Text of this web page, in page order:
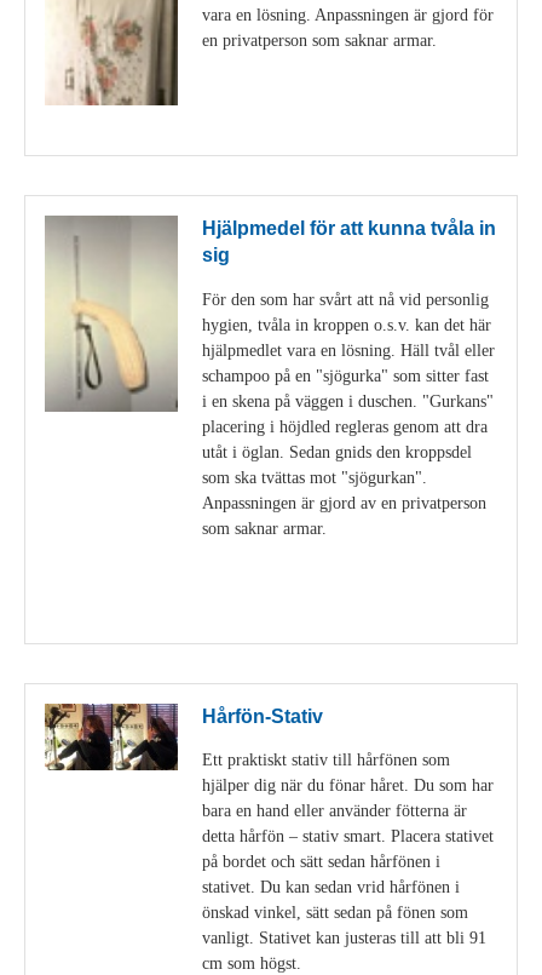
vara en lösning. Anpassningen är gjord för
en privatperson som saknar armar.
Hjälpmedel för att kunna tvåla in
sig
För den som har svårt att nå vid personlig
hygien, tvåla in kroppen o.s.v. kan det här
hjälpmedlet vara en lösning. Häll tvål eller
schampoo på en "sjögurka" som sitter fast
i en skena på väggen i duschen. "Gurkans"
placering i höjdled regleras genom att dra
utåt i öglan. Sedan gnids den kroppsdel
som ska tvättas mot "sjögurkan".
Anpassningen är gjord av en privatperson
som saknar armar.
Hårfön-Stativ
Ett praktiskt stativ till hårfönen som
hjälper dig när du fönar håret. Du som har
bara en hand eller använder fötterna är
detta hårfön – stativ smart. Placera stativet
på bordet och sätt sedan hårfönen i
stativet. Du kan sedan vrid hårfönen i
önskad vinkel, sätt sedan på fönen som
vanligt. Stativet kan justeras till att bli 91
cm som högst.